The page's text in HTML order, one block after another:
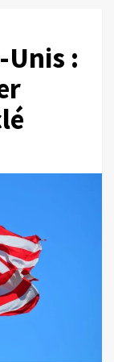
Unis :